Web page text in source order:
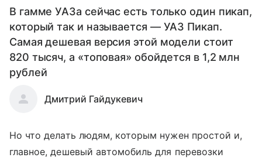
В гамме УАЗа сейчас есть только один пикап,
который так и называется — УАЗ Пикап.
Самая дешевая версия этой модели стоит
820 тысяч, а «топовая» обойдется в 1,2 млн
рублей
Дмитрий Гайдукевич
Но что делать людям, которым нужен простой и,
главное, дешевый автомобиль для перевозки